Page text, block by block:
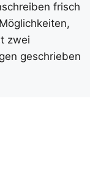
frisch
zwei
geschrieben